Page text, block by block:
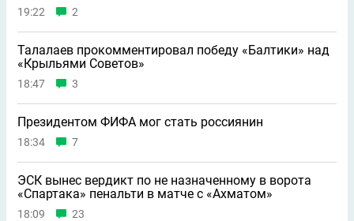
19:22 2
Талалаев прокомментировал победу «Балтики» над
«Крыльями Советов»
18:47 3
Президентом ФИФА мог стать россиянин
18:34 7
ЭСК вынес вердикт по не назначенному в ворота
«Спартака» пенальти в матче с «Ахматом»
18:09 23